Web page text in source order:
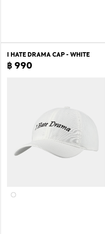
I HATE DRAMA CAP - WHITE
฿ 990